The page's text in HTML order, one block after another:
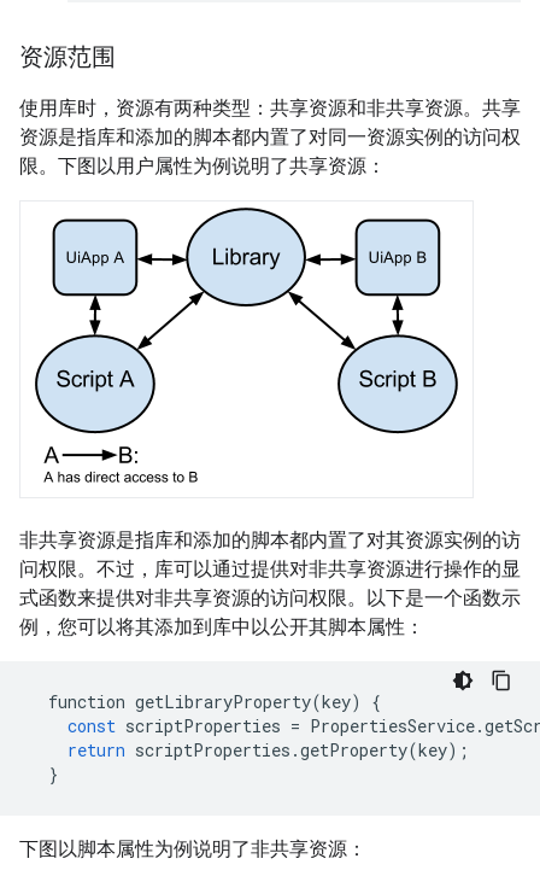
资源范围
使用库时，资源有两种类型：共享资源和非共享资源。共享
资源是指库和添加的脚本都内置了对同一资源实例的访问权
限。下图以用户属性为例说明了共享资源：
非共享资源是指库和添加的脚本都内置了对其资源实例的访
问权限。不过，库可以通过提供对非共享资源进行操作的显
式函数来提供对非共享资源的访问权限。以下是一个函数示
例，您可以将其添加到库中以公开其脚本属性：
function getLibraryProperty(key)
{
const scriptProperties = PropertiesService.
return scriptProperties .getProperty(key);
}
下图以脚本属性为例说明了非共享资源：